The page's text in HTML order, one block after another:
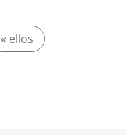
« ellos